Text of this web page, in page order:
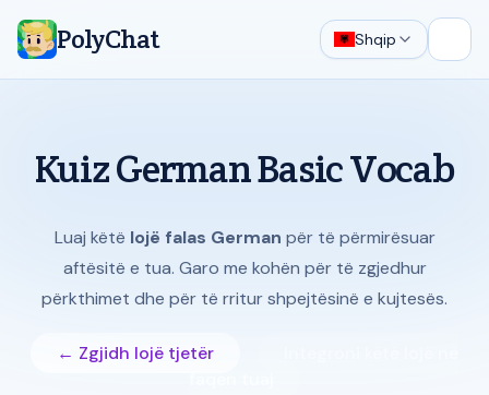
PolyChat Shqip
Kuiz German Basic Vocab
Luaj këtë lojë falas German për të përmirësuar
aftësitë e tua. Garo me kohën për të zgjedhur
përkthimet dhe për të rritur shpejtësinë e kujtesës.
← Zgjidh lojë tjetër